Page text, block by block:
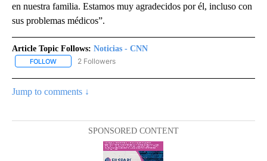
en nuestra familia. Estamos muy agradecidos por él, incluso con
sus problemas médicos”.
Article Topic Follows: Noticias - CNN
FOLLOW FOLLOW "NOTICIAS - CNN" TO RECEIVE NOTIFICATIONS ABOUT
2 Followers
Jump to comments ↓
SPONSORED CONTENT